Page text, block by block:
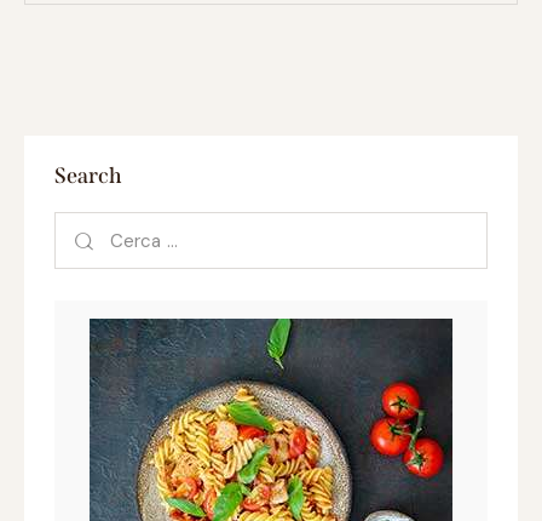
Search